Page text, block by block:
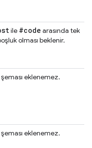
ile #code arasında tek
olması beklenir.
şeması eklenemez.
şeması eklenemez.